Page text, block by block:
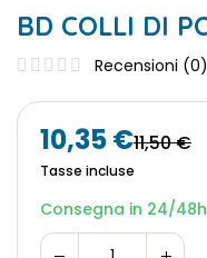
BD COLLI DI
Recensioni (0)
10,35 €11,50 €
Tasse incluse
Consegna in 24/48h